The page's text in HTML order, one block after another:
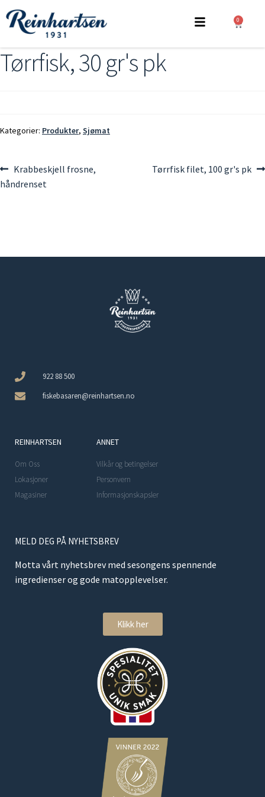
0
Tørrfisk, 30 gr's pk
Kategorier: Produkter, Sjømat
Krabbeskjell frosne,
håndrenset
Tørrfisk filet, 100 gr's pk
922 88 500
fiskebasaren@reinhartsen.no
REINHARTSEN
Om Oss
Lokasjoner
Magasiner
ANNET
Vilkår og betingelser
Personvern
Informasjonskapsler
MELD DEG PÅ NYHETSBREV
Motta vårt nyhetsbrev med sesongens spennende
ingredienser og gode matopplevelser.
Klikk her